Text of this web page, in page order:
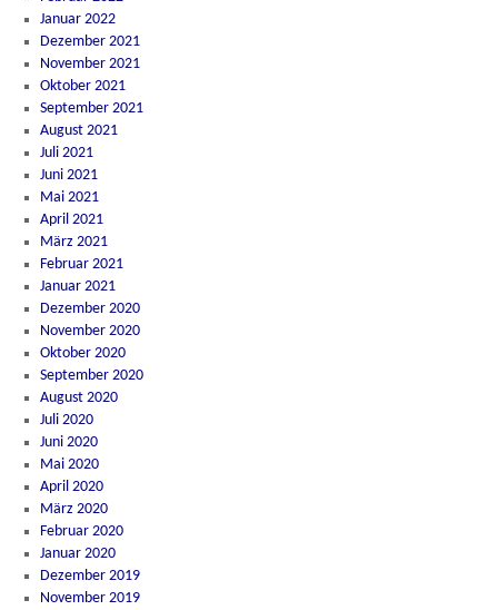
Januar 2022
Dezember 2021
November 2021
Oktober 2021
September 2021
August 2021
Juli 2021
Juni 2021
Mai 2021
April 2021
März 2021
Februar 2021
Januar 2021
Dezember 2020
November 2020
Oktober 2020
September 2020
August 2020
Juli 2020
Juni 2020
Mai 2020
April 2020
März 2020
Februar 2020
Januar 2020
Dezember 2019
November 2019